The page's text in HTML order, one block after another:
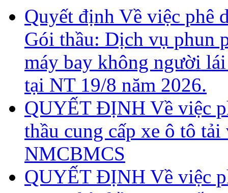
Quyết định Về việc phê
Gói thầu: Dịch vụ phun
máy bay không người
tại NT 19/8 năm 2026.
QUYẾT ĐỊNH Về việc
thầu cung cấp xe ô tô
NMCBMCS
QUYẾT ĐỊNH Về việc